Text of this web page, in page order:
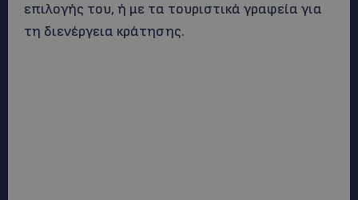
επιλογής του, ή με τα τουριστικά γραφεία για
τη διενέργεια κράτησης.